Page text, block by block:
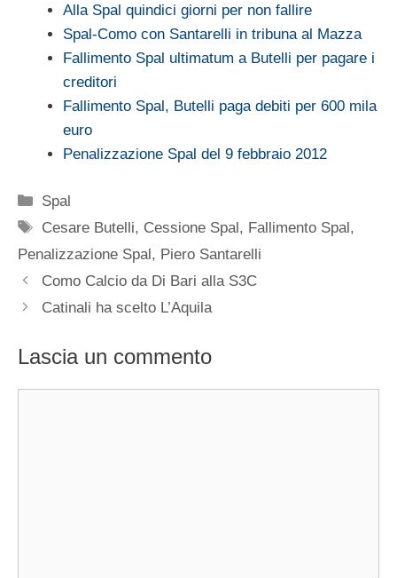
Alla Spal quindici giorni per non fallire
Spal-Como con Santarelli in tribuna al Mazza
Fallimento Spal ultimatum a Butelli per pagare i
creditori
Fallimento Spal, Butelli paga debiti per 600 mila
euro
Penalizzazione Spal del 9 febbraio 2012
Categorie
Spal
Tag
Cesare Butelli, Cessione Spal , Fallimento Spal ,
Penalizzazione Spal , Piero Santarelli
Como Calcio da Di Bari alla S3C
Catinali ha scelto L’Aquila
Lascia un commento